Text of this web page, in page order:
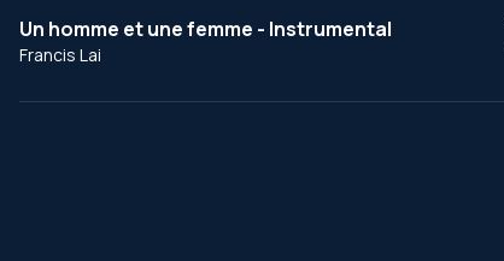
Un homme et une femme - Instrumental
Francis Lai